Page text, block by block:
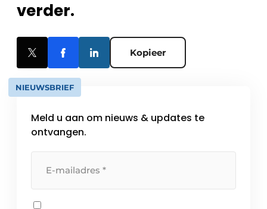
verder.
Kopieer
NIEUWSBRIEF
Meld u aan om nieuws & updates te
ontvangen.